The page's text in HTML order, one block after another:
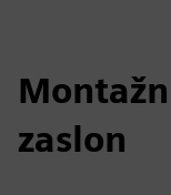
zaslon